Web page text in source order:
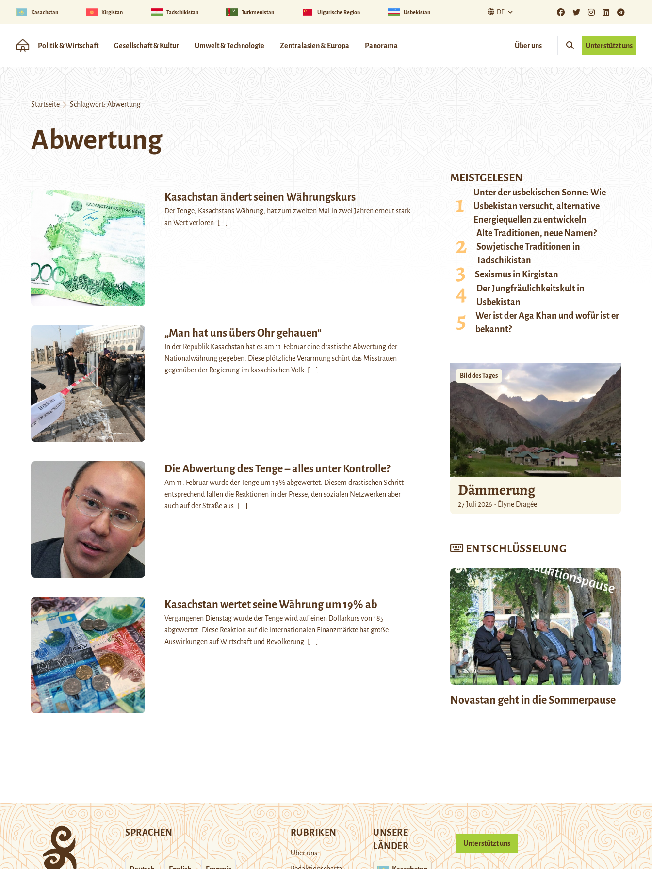
Kasachstan Kirgistan Tadschikistan Turkmenistan Uigurische Region Usbekistan DE
Politik & Wirtschaft Gesellschaft & Kultur Umwelt & Technologie Zentralasien & Europa Panorama Über uns Unterstützt uns
Startseite Schlagwort: Abwertung
Abwertung
Kasachstan ändert seinen Währungskurs
Der Tenge, Kasachstans Währung, hat zum zweiten Mal in zwei Jahren erneut stark
an Wert verloren.
[...]
„Man hat uns übers Ohr gehauen“
In der Republik Kasachstan hat es am 11.Februar eine drastische Abwertung der
Nationalwährung gegeben. Diese plötzliche Verarmung schürt das Misstrauen
gegenüber der Regierung im kasachischen Volk. [...]
Die Abwertung des Tenge – alles unter Kontrolle?
Am 11. Februar wurde der Tenge um 19% abgewertet. Diesem drastischen Schritt
entsprechend fallen die Reaktionen in der Presse, den sozialen Netzwerken aber
auch auf der Straße aus. [...]
Kasachstan wertet seine Währung um 19% ab
Vergangenen Dienstag wurde der Tenge wird auf einen Dollarkurs von 185
abgewertet. Diese Reaktion auf die internationalen Finanzmärkte hat große
Auswirkungen auf Wirtschaft und Bevölkerung. [...]
MEISTGELESEN
Unter der usbekischen Sonne: Wie
Usbekistan versucht, alternative
Energiequellen zu entwickeln
Alte Traditionen, neue Namen?
Sowjetische Traditionen in
Tadschikistan
Sexismus in Kirgistan
Der Jungfräulichkeitskult in
Usbekistan
Wer ist der Aga Khan und wofür ist er
bekannt?
Bild des Tages
Dämmerung
27 Juli 2026 - Élyne Dragée
ENTSCHLÜSSELUNG
Novastan geht in die Sommerpause
SPRACHEN RUBRIKEN
Über uns
UNSERE
LÄNDER
Unterstützt uns